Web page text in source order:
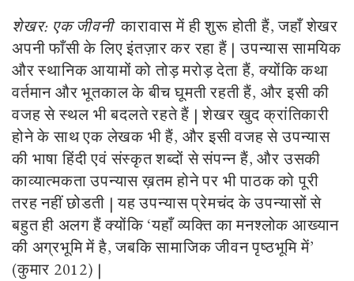
शेखर: एक जीवनीकारावास में ही शुरू होती हैं, जहाँ शेखर
अपनी फाँसी के लिए इंतज़ार कर रहा हैं | उपन्यास सामयिक
और स्थानिक आयामों को तोड़ मरोड़ देता हैं, क्योंकि कथा
वर्तमान और भूतकाल के बीच घूमती रहती हैं, और इसी की
वजह से स्थल भी बदलते रहते हैं | शेखर खुद क्रांतिकारी
होने के साथ एक लेखक भी हैं, और इसी वजह से उपन्यास
की भाषा हिंदी एवं संस्कृत शब्दों से संपन्न हैं, और उसकी
काव्यात्मकता उपन्यास ख़तम होने पर भी पाठक को पूरी
तरह नहीं छोडती | यह उपन्यास प्रेमचंद के उपन्यासों से
बहुत ही अलग हैं क्योंकि ‘यहाँ व्यक्ति का मनश्लोक आख्यान
की अग्रभूमि में है, जबकि सामाजिक जीवन पृष्ठभूमि में’
(कुमार 2012) |